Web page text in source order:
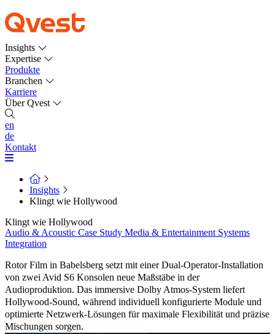
Insights
Expertise
Produkte
Branchen
Karriere
Über Qvest
en
de
Kontakt
Insights
Klingt wie Hollywood
Klingt wie Hollywood
Audio & Acoustic Case Study Media & Entertainment Systems
Integration
Rotor Film in Babelsberg setzt mit einer Dual-Operator-Installation
von zwei Avid S6 Konsolen neue Maßstäbe in der
Audioproduktion. Das immersive Dolby Atmos-System liefert
Hollywood-Sound, während individuell konfigurierte Module und
optimierte Netzwerk-Lösungen für maximale Flexibilität und präzise
Mischungen sorgen.